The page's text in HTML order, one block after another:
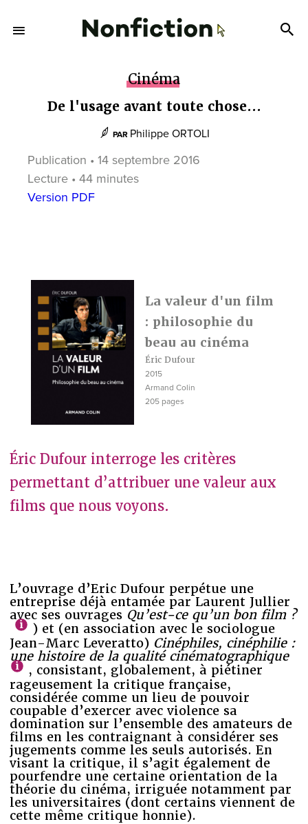
Cinéma
De l'usage avant toute chose...
PAR Philippe ORTOLI
Publication • 14 septembre 2016
Lecture • 44 minutes
Version PDF
La valeur d'un film
: philosophie du
beau au cinéma
Éric Dufour
2015
Armand Colin
205 pages
Éric Dufour interroge les critères
permettant d’attribuer une valeur aux
films que nous voyons.
L’ouvrage d’Eric Dufour perpétue une
entreprise déjà entamée par Laurent Jullier
avec ses ouvrages Qu’est-ce qu’un bon film ?
) et (en association avec le sociologue
Jean-Marc Leveratto) Cinéphiles, cinéphilie :
une histoire de la qualité cinématographique
, consistant, globalement, à piétiner
rageusement la critique française,
considérée comme un lieu de pouvoir
coupable d’exercer avec violence sa
domination sur l’ensemble des amateurs de
films en les contraignant à considérer ses
jugements comme les seuls autorisés. En
visant la critique, il s’agit également de
pourfendre une certaine orientation de la
théorie du cinéma, irriguée notamment par
les universitaires (dont certains viennent de
cette même critique honnie).